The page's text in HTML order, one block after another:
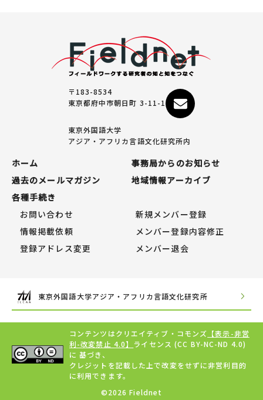
〒183-8534
東京都府中市朝日町 3-11-1
東京外国語大学
アジア・アフリカ言語文化研究所内
ホーム
事務局からのお知らせ
過去のメールマガジン
地域情報アーカイブ
各種手続き
お問い合わせ
新規メンバー登録
情報掲載依頼
メンバー登録内容修正
登録アドレス変更
メンバー退会
東京外国語大学アジア・アフリカ言語文化研究所
コンテンツはクリエイティブ・コモンズ 【表示-非営
利-改変禁止 4.0】 ライセンス (CC BY-NC-ND 4.0)
に 基づき、
クレジットを記載した上で改変をせずに非営利目的
に利用できます。
©2026 Fieldnet